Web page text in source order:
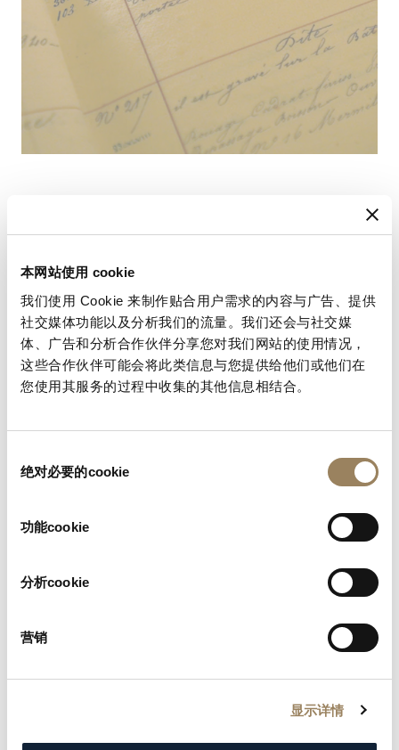
本网站使用 cookie
我们使用 Cookie 来制作贴合用户需求的内容与广告、提供
社交媒体功能以及分析我们的流量。我们还会与社交媒
体、广告和分析合作伙伴分享您对我们网站的使用情况，
这些合作伙伴可能会将此类信息与您提供给他们或他们在
您使用其服务的过程中收集的其他信息相结合。
绝对必要的cookie
功能cookie
分析cookie
营销
显示详情
查找您的使用手册
请使用您的时计编号查阅使用手册，以获取有关使用和设
置的基本说明。
查找您的手册